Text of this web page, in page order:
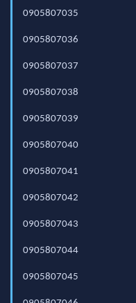
0905807035
0905807036
0905807037
0905807038
0905807039
0905807040
0905807041
0905807042
0905807043
0905807044
0905807045